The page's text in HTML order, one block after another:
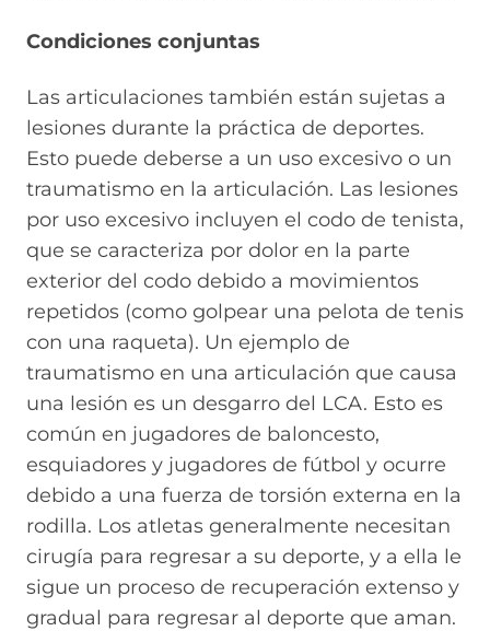
Condiciones conjuntas
Las articulaciones también están sujetas a
lesiones durante la práctica de deportes.
Esto puede deberse a un uso excesivo o un
traumatismo en la articulación. Las lesiones
por uso excesivo incluyen el codo de tenista,
que se caracteriza por dolor en la parte
exterior del codo debido a movimientos
repetidos (como golpear una pelota de tenis
con una raqueta). Un ejemplo de
traumatismo en una articulación que causa
una lesión es un desgarro del LCA. Esto es
común en jugadores de baloncesto,
esquiadores y jugadores de fútbol y ocurre
debido a una fuerza de torsión externa en la
rodilla. Los atletas generalmente necesitan
cirugía para regresar a su deporte, y a ella le
sigue un proceso de recuperación extenso y
gradual para regresar al deporte que aman.